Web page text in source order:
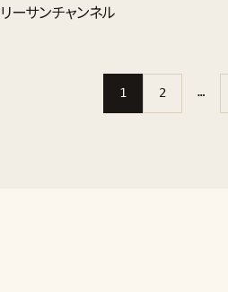
リーサンチャンネル
1 2 …